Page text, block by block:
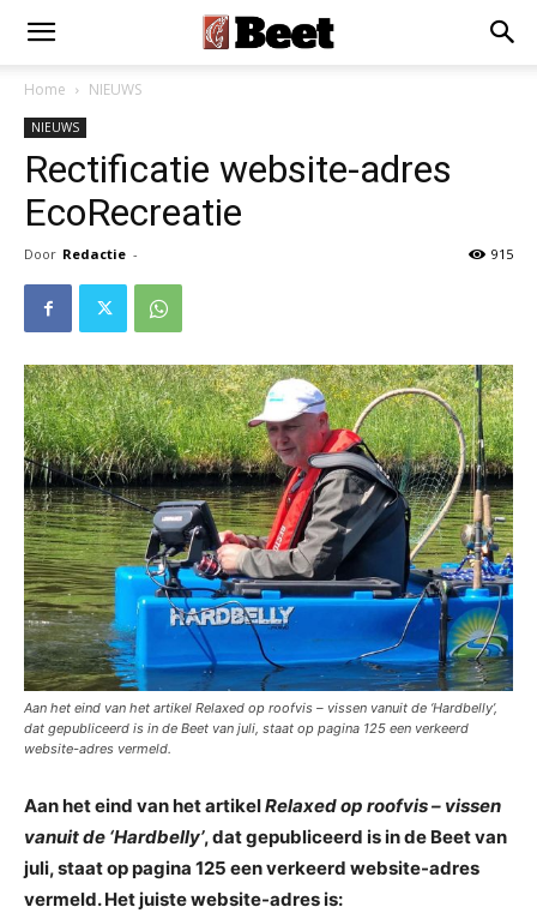
Home NIEUWS
NIEUWS
Rectificatie website-adres
EcoRecreatie
Door Redactie - 915
Aan het eind van het artikel Relaxed op roofvis – vissen vanuit de ‘Hardbelly’,
dat gepubliceerd is in de Beet van juli, staat op pagina 125 een verkeerd
website-adres vermeld.
Aan het eind van het artikelRelaxed op roofvis – vissen
vanuit de ‘Hardbelly’, dat gepubliceerd is in de Beet van
juli, staat op pagina 125 een verkeerd website-adres
vermeld. Het juiste website-adres is: